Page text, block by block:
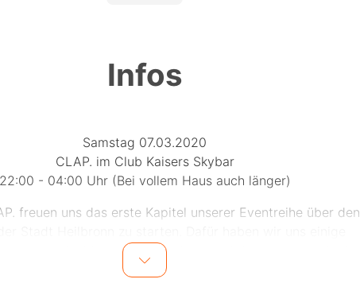
Infos
Samstag 07.03.2020
CLAP. im Club Kaisers Skybar
22:00 - 04:00 Uhr (Bei vollem Haus auch länger)
freuen uns das erste Kapitel unserer Eventreihe über den
ausgedacht um euch den Vibe und das sexy Ibiza feeling
näher zu bringen!